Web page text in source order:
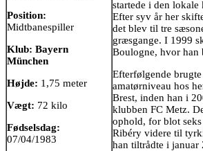
Position:
Midtbanespiller
Klub: Bayern
München
Højde: 1,75 meter
Vægt: 72 kilo
Fødselsdag:
07/04/1983
startede i den
Efter syv år her
det blev til tre
græsgange. I 1999
Boulogne, hvor han
Efterfølgende
amatørniveau hos
Brest, inden han i
klubben FC Metz.
ophold, for blot seks
Ribéry videre til
han tiltrådte i januar